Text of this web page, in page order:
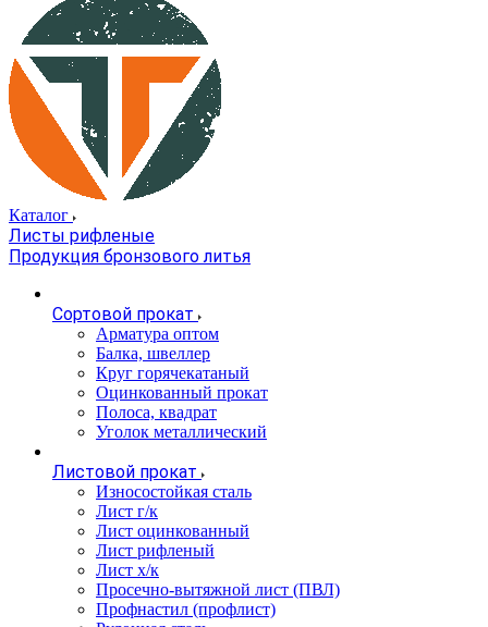
Каталог
Листы рифленые
Продукция бронзового литья
Сортовой прокат
Арматура оптом
Балка, швеллер
Круг горячекатаный
Оцинкованный прокат
Полоса, квадрат
Уголок металлический
Листовой прокат
Износостойкая сталь
Лист г/к
Лист оцинкованный
Лист рифленый
Лист х/к
Просечно-вытяжной лист (ПВЛ)
Профнастил (профлист)